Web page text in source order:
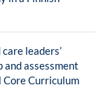
leaders’
and assessment
Curriculum